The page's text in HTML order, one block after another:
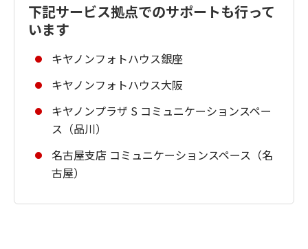
下記サービス拠点でのサポートも行って
います
キヤノンフォトハウス銀座
キヤノンフォトハウス大阪
キヤノンプラザ S コミュニケーションスペー
ス（品川）
名古屋支店 コミュニケーションスペース（名
古屋）